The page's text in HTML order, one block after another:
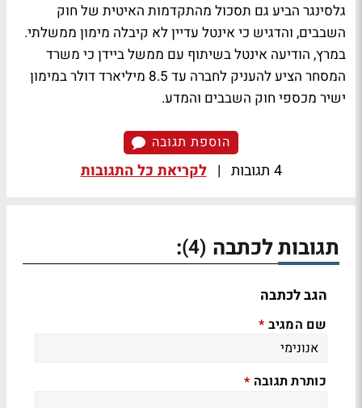
גלסינגר הביע גם תסכול מהתקדמות האיטית של חוק
השבבים, והדגיש כי אינטל עדיין לא קיבלה מימון ממשלתי.
במרץ, הודיעה אינטל בשיתוף עם ממשל ביידן כי משרד
המסחר הציע להעניק לחברה עד 8.5 מיליארד דולר במימון
ישיר מכספי חוק השבבים והמדע.
הוספת תגובה
4 תגובות | לקריאת כל התגובות
תגובות לכתבה (4)
:
הגב לכתבה
שם המגיב *
כותרת תגובה *